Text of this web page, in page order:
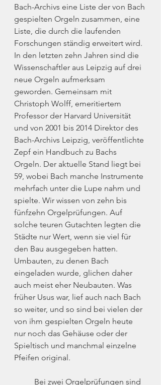
Bach-Archivs eine Liste der von Bach
gespielten Orgeln zusammen, eine
Liste, die durch die laufenden
Forschungen ständig erweitert wird.
In den letzten zehn Jahren sind die
Wissenschaftler aus Leipzig auf drei
neue Orgeln aufmerksam
geworden. Gemeinsam mit
Christoph Wolff, emeritiertem
Professor der Harvard Universität
und von 2001 bis 2014 Direktor des
Bach-Archivs Leipzig, veröffentlichte
Zepf ein Handbuch zu Bachs
Orgeln. Der aktuelle Stand liegt bei
59, wobei Bach manche Instrumente
mehrfach unter die Lupe nahm und
spielte. Wir wissen von zehn bis
fünfzehn Orgelprüfungen. Auf
solche teuren Gutachten legten die
Städte nur Wert, wenn sie viel für
den Bau ausgegeben hatten.
Umbauten, zu denen Bach
eingeladen wurde, glichen daher
auch meist eher Neubauten. Was
früher Usus war, lief auch nach Bach
so weiter, und so sind bei vielen der
von ihm gespielten Orgeln heute
nur noch das Gehäuse oder der
Spieltisch und manchmal einzelne
Pfeifen original.